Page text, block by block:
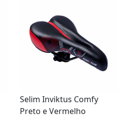
Selim Inviktus Comfy
Preto e Vermelho